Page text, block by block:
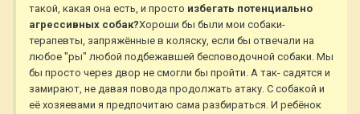
такой, какая она есть, и просто избегать потенциально
агрессивных собак?Хороши бы были мои собаки-
терапевты, запряжённые в коляску, если бы отвечали на
любое "ры" любой подбежавшей бесповодочной собаки. Мы
бы просто через двор не смогли бы пройти. А так- садятся и
замирают, не давая повода продолжать атаку. С собакой и
её хозяевами я предпочитаю сама разбираться. И ребёнок